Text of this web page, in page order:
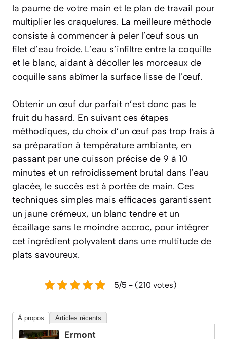
la paume de votre main et le plan de travail pour
multiplier les craquelures. La meilleure méthode
consiste à commencer à peler l’œuf sous un
filet d’eau froide. L’eau s’infiltre entre la coquille
et le blanc, aidant à décoller les morceaux de
coquille sans abîmer la surface lisse de l’œuf.
Obtenir un œuf dur parfait n’est donc pas le
fruit du hasard. En suivant ces étapes
méthodiques, du choix d’un œuf pas trop frais à
sa préparation à température ambiante, en
passant par une cuisson précise de 9 à 10
minutes et un refroidissement brutal dans l’eau
glacée, le succès est à portée de main. Ces
techniques simples mais efficaces garantissent
un jaune crémeux, un blanc tendre et un
écaillage sans le moindre accroc, pour intégrer
cet ingrédient polyvalent dans une multitude de
plats savoureux.
5/5 - (210 votes)
À propos Articles récents
Ermont